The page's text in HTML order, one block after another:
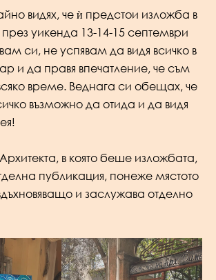
видях, че ѝ предстои изложба в
уикенда 13-14-15 септември
си, не успявам да видя всичко в
и да правя впечатление, че съм
време. Веднага си обещах, че
възможно да отида и да видя
в която беше изложбата,
публикация, понеже мястото
и заслужава отделно